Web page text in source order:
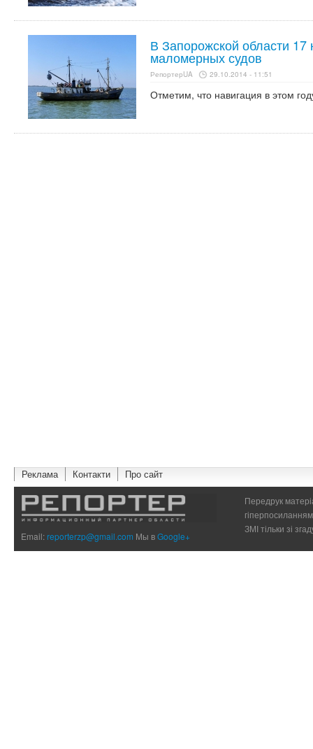
В Запорожской области 17
маломерных судов
РепортерUA 29.10.2014 - 11:51
Отметим, что навигация в этом
Реклама Контакти Про сайт
Email:reporterzp@gmail.com Мы вGoogle+
Передрук
ЗМІ тільки зі